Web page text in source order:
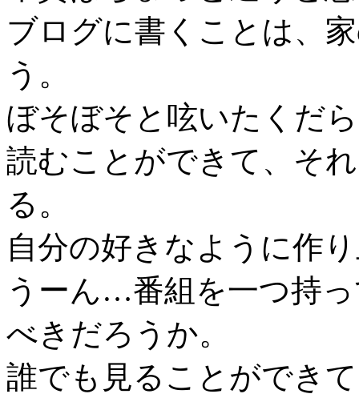
ブログに書くことは、
う。
ぼそぼそと呟いたくだ
読むことができて、そ
る。
自分の好きなように作
うーん…番組を一つ持
べきだろうか。
誰でも見ることができ